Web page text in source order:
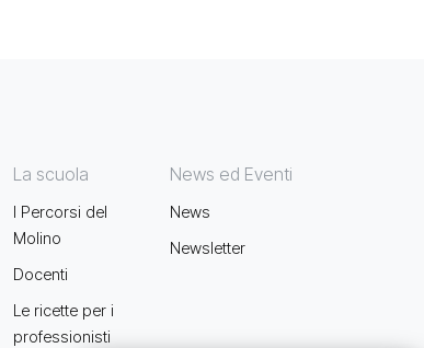
La scuola
I Percorsi del
Molino
Docenti
Le ricette per i
professionisti
News ed Eventi
News
Newsletter